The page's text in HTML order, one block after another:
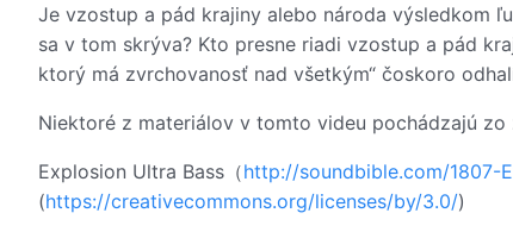
Je vzostup a pád krajiny alebo národa výsledkom
sa v tom skrýva? Kto presne riadi vzostup a pád
ktorý má zvrchovanosť nad všetkým“ čoskoro
Niektoré z materiálov v tomto videu pochádzajú
Explosion Ultra Bass（http://soundbible.com/1807-
(https://creativecommons.org/licenses/by/3.0/)